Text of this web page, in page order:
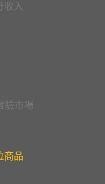
收入
驗市場
商品